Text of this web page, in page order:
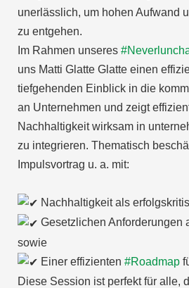
unerlässlich, um hohen Aufwand
zu entgehen.
Im Rahmen unseres
uns Matti Glatte Glatte einen
tiefgehenden Einblick in die
an Unternehmen und zeigt
Nachhaltigkeit wirksam in
zu integrieren. Thematisch
Impulsvortrag u. a. mit:
Nachhaltigkeit als
Gesetzlichen Anforderungen
sowie
Einer effizienten #Roadmap
Diese Session ist perfekt für alle,